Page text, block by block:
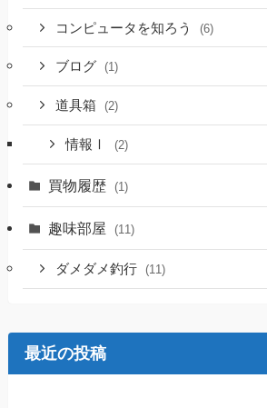
コンピュータを知ろう (6)
ブログ (1)
道具箱 (2)
情報Ⅰ (2)
買物履歴 (1)
趣味部屋 (11)
ダメダメ釣行 (11)
最近の投稿